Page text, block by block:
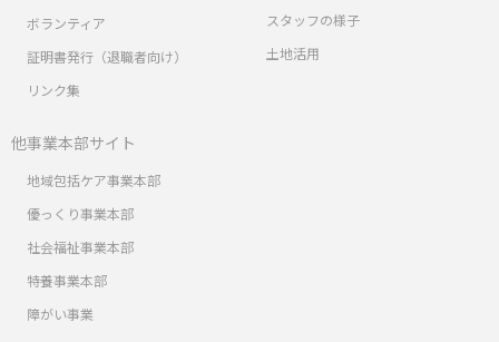
ボランティア
証明書発行（退職者向け）
リンク集
スタッフの様子
土地活用
他事業本部サイト
地域包括ケア事業本部
優っくり事業本部
社会福祉事業本部
特養事業本部
障がい事業